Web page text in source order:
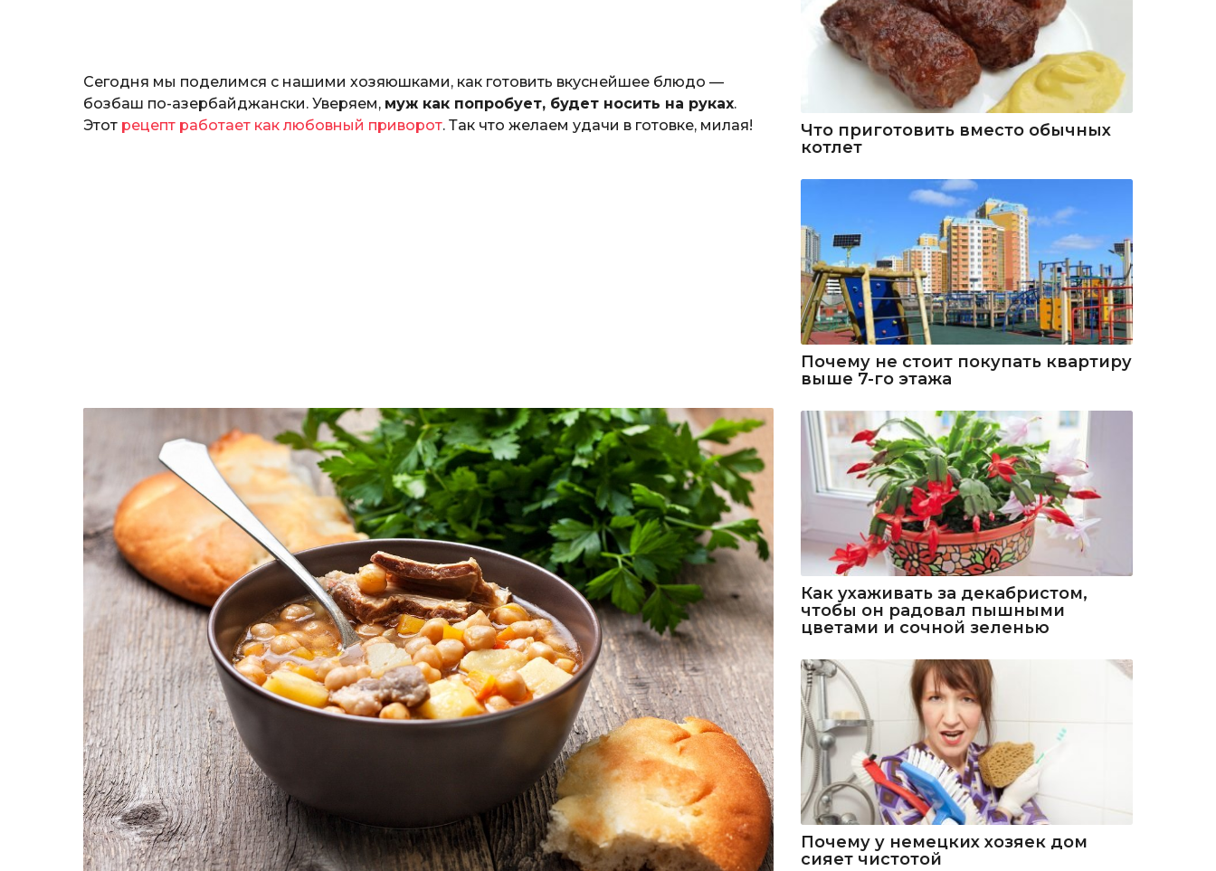
Сегодня мы поделимся с нашими хозяюшками, как готовить вкуснейшее блюдо —
бозбаш по-азербайджански. Уверяем, муж как попробует, будет носить на руках.
Этот рецепт работает как любовный приворот. Так что желаем удачи в готовке, милая!
Что приготовить вместо обычных
котлет
Почему не стоит покупать квартиру
выше 7-го этажа
Как ухаживать за декабристом,
чтобы он радовал пышными
цветами и сочной зеленью
Почему у немецких хозяек дом
сияет чистотой